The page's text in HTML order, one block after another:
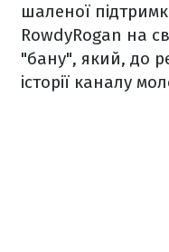
шаленої
RowdyRogan на
"бану", який, до
історії каналу